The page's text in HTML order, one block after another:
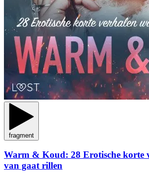
fragment
Warm & Koud: 28 Erotische korte
van gaat rillen